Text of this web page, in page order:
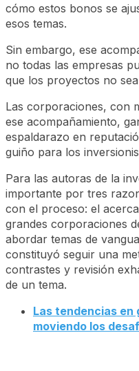
cómo estos bonos se
esos temas.
Sin embargo, ese
no todas las empresas
que los proyectos no
Las corporaciones, con
ese acompañamiento,
espaldarazo en
guiño para los
Para las autoras de la
importante por tres
con el proceso: el
grandes corporaciones
abordar temas de
constituyó seguir una
contrastes y revisión
de un tema.
Las tendencias en
moviendo los